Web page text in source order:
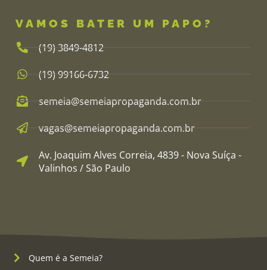
VAMOS BATER UM PAPO?
(19) 3849-4812​
(19) 99166-6732
semeia@semeiapropaganda.com.br​
vagas@semeiapropaganda.com.br​
Av. Joaquim Alves Correia, 4839 - Nova Suíça -
Valinhos / São Paulo
Quem é a Semeia?